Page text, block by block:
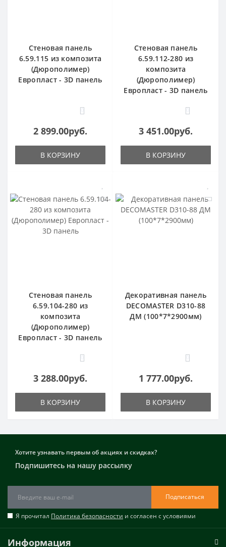
Стеновая панель
6.59.115 из композита
(Дюрополимер)
Европласт - 3D панель
0
2 899.00руб.
В КОРЗИНУ
Стеновая панель
6.59.112-280 из
композита
(Дюрополимер)
Европласт - 3D панель
0
3 451.00руб.
В КОРЗИНУ
Стеновая панель
6.59.104-280 из
композита
(Дюрополимер)
Европласт - 3D панель
0
3 288.00руб.
В КОРЗИНУ
Декоративная панель
DECOMASTER D310-88
ДМ (100*7*2900мм)
0
1 777.00руб.
В КОРЗИНУ
Хотите узнавать первым об акциях и скидках?
Подпишитесь на нашу рассылку
Подписаться
Я прочитал Политика безопасности и согласен с условиями
Информация